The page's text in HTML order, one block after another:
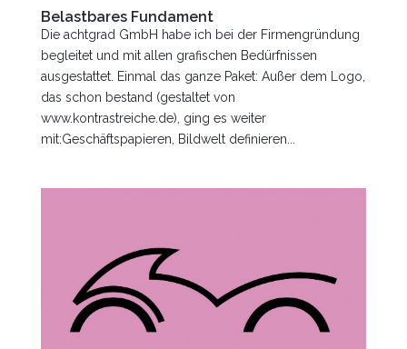
Belastbares Fundament
Die achtgrad GmbH habe ich bei der Firmengründung
begleitet und mit allen grafischen Bedürfnissen
ausgestattet. Einmal das ganze Paket: Außer dem Logo,
das schon bestand (gestaltet von
www.kontrastreiche.de), ging es weiter
mit:Geschäftspapieren, Bildwelt definieren...